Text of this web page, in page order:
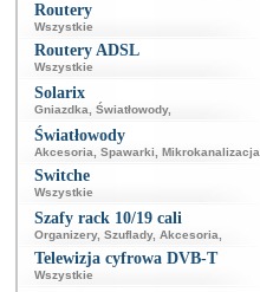
Routery
Wszystkie
Routery ADSL
Wszystkie
Solarix
Gniazdka Światłowody,
Światłowody
Akcesoria Spawarki Mikrokanalizacja
Switche
Wszystkie
Szafy rack 10/19 cali
Organizery, Szuflady, Akcesoria
Telewizja cyfrowa DVB-T
Wszystkie